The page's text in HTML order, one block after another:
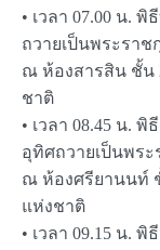
• เวลา 07.00 น.
ถวายเป็นพระราช
ณ ห้องสารสิน ชั้น
ชาติ
• เวลา 08.45 น.
อุทิศถวายเป็นพระ
ณ ห้องศรียานนท์
แห่งชาติ
• เวลา 09.15 น.